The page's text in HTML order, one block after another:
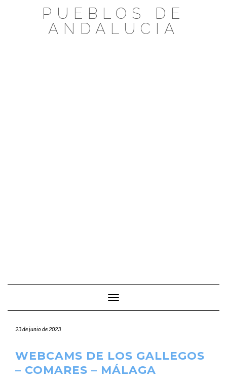
PUEBLOS DE
ANDALUCIA
Cambiar modo de navegación
23 de junio de 2023
WEBCAMS DE LOS GALLEGOS
– COMARES – MÁLAGA